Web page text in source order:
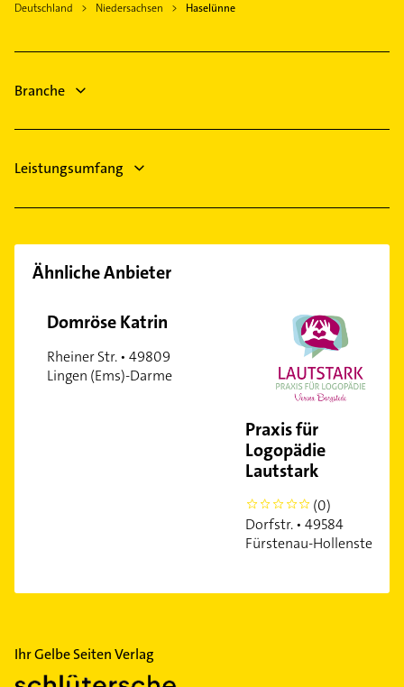
Heizungsfirmen
Allgemeinarzt
Arzt
Deutschland
Niedersachsen Haselünne
Branche
Leistungsumfang
Ähnliche Anbieter
Domröse Katrin
Rheiner Str. • 49809
Lingen (Ems)-Darme
Praxis für
Logopädie
Lautstark
0
(0)
Dorfstr. • 49584
Fürstenau-Hollenstede
Ihr Gelbe Seiten Verlag